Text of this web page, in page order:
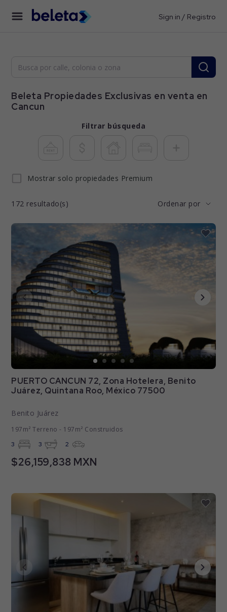
Sign in / Registro
Beleta Propiedades Exclusivas en venta en
Cancun
Filtrar búsqueda
Mostrar solo propiedades Premium
172 resultado(s) Ordenar por
PUERTO CANCUN 72, Zona Hotelera, Benito
Juárez, Quintana Roo, México 77500
Benito Juárez
197m² Terreno - 197m² Construidos
3 3 2
$26,159,838 MXN